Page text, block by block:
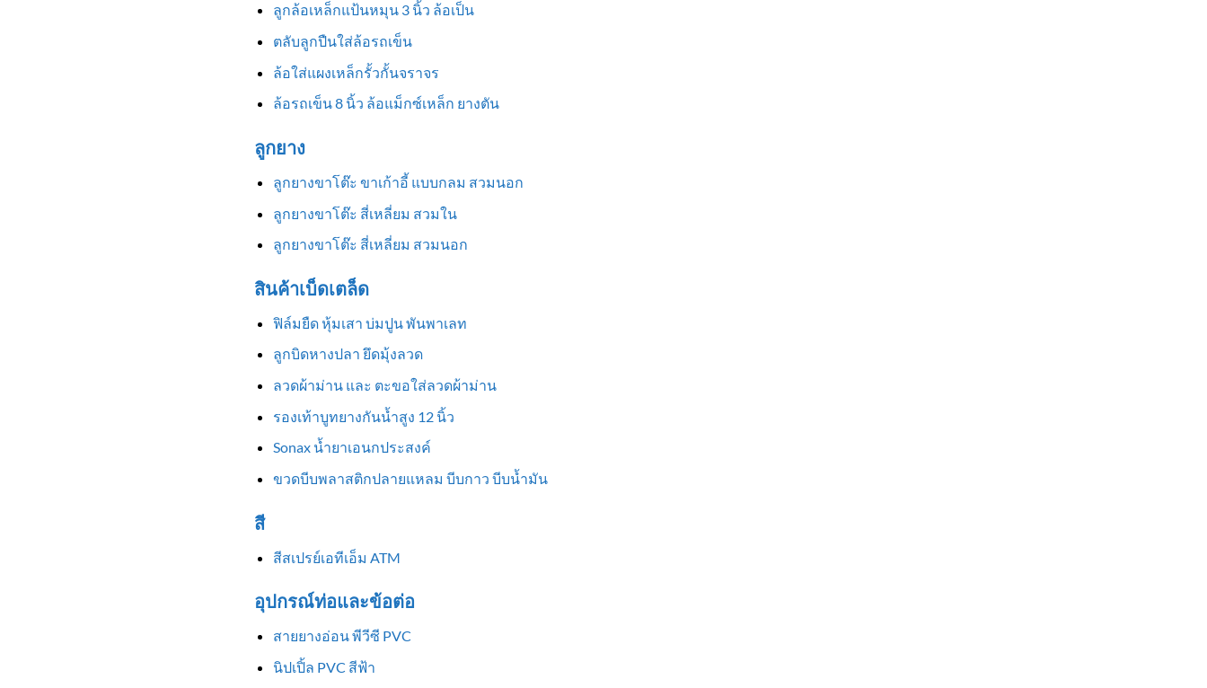
ลูกล้อเหล็กแป้นหมุน 3 นิ้ว ล้อเป็น
ตลับลูกปืนใส่ล้อรถเข็น
ล้อใส่แผงเหล็กรั้วกั้นจราจร
ล้อรถเข็น 8 นิ้ว ล้อแม็กซ์เหล็ก ยางตัน
ลูกยาง
ลูกยางขาโต๊ะ ขาเก้าอี้ แบบกลม สวมนอก
ลูกยางขาโต๊ะ สี่เหลี่ยม สวมใน
ลูกยางขาโต๊ะ สี่เหลี่ยม สวมนอก
สินค้าเบ็ดเตล็ด
ฟิล์มยืด หุ้มเสา บ่มปูน พันพาเลท
ลูกบิดหางปลา ยึดมุ้งลวด
ลวดผ้าม่าน และ ตะขอใส่ลวดผ้าม่าน
รองเท้าบูทยางกันน้ำสูง 12 นิ้ว
Sonax น้ำยาเอนกประสงค์
ขวดบีบพลาสติกปลายแหลม บีบกาว บีบน้ำมัน
สี
สีสเปรย์เอทีเอ็ม ATM
อุปกรณ์ท่อและข้อต่อ
สายยางอ่อน พีวีซี PVC
นิปเปิ้ล PVC สีฟ้า